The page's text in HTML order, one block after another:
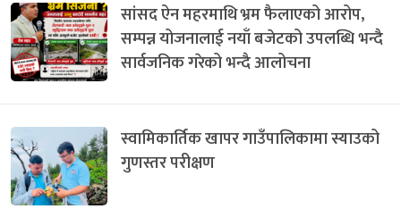
सांसद ऐन महरमाथि भ्रम फैलाएको आरोप,
सम्पन्न योजनालाई नयाँ बजेटको उपलब्धि भन्दै
सार्वजनिक गरेको भन्दै आलोचना
स्वामिकार्तिक खापर गाउँपालिकामा स्याउको
गुणस्तर परीक्षण